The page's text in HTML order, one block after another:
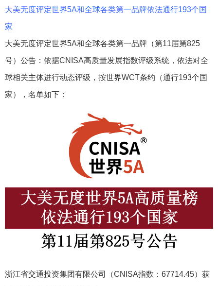
大美无度评定世界5A和全球各类第一品牌依法通行193个国
家
大美无度评定世界5A和全球各类第一品牌（第11届第825
号）公告：依据CNISA高质量发展指数评级系统，依法对全
球相关主体进行动态评级，按世界WCT条约（通行193个国
家），名单如下：
浙江省交通投资集团有限公司（CNISA指数：67714.45）获